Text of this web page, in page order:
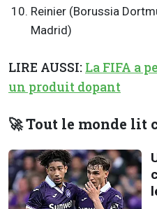
Reinier (Borussia
Madrid)
LIRE AUSSI: La FIFA a
un produit dopant
🚀 Tout le monde lit